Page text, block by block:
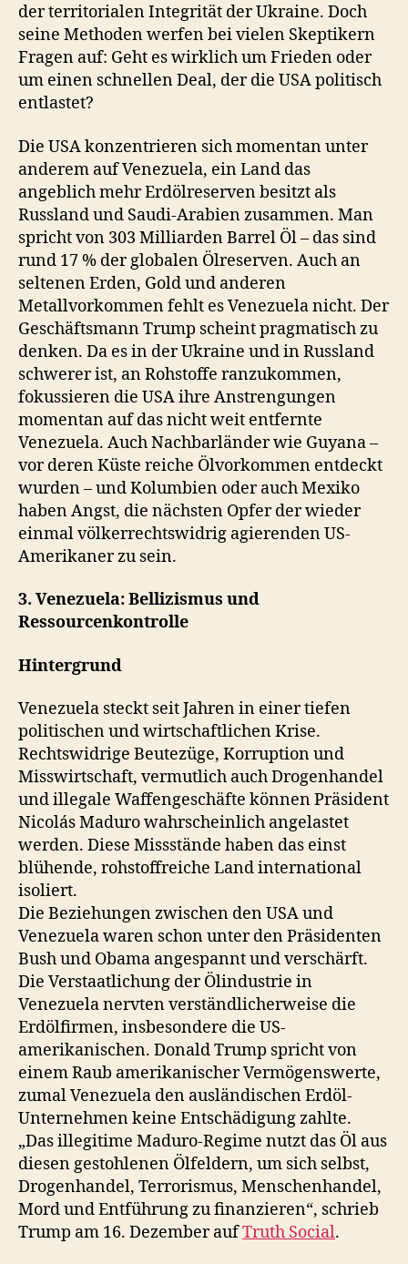
der territorialen Integrität der Ukraine. Doch
seine Methoden werfen bei vielen Skeptikern
Fragen auf: Geht es wirklich um Frieden oder
um einen schnellen Deal, der die USA politisch
entlastet?
Die USA konzentrieren sich momentan unter
anderem auf Venezuela, ein Land das
angeblich mehr Erdölreserven besitzt als
Russland und Saudi-Arabien zusammen. Man
spricht von 303 Milliarden Barrel Öl – das sind
rund 17 % der globalen Ölreserven. Auch an
seltenen Erden, Gold und anderen
Metallvorkommen fehlt es Venezuela nicht. Der
Geschäftsmann Trump scheint pragmatisch zu
denken. Da es in der Ukraine und in Russland
schwerer ist, an Rohstoffe ranzukommen,
fokussieren die USA ihre Anstrengungen
momentan auf das nicht weit entfernte
Venezuela. Auch Nachbarländer wie Guyana –
vor deren Küste reiche Ölvorkommen entdeckt
wurden–und Kolumbien oder auch Mexiko
haben Angst, die nächsten Opfer der wieder
einmal völkerrechtswidrig agierenden US-
Amerikaner zu sein.
3. Venezuela: Bellizismus und
Ressourcenkontrolle
Hintergrund
Venezuela steckt seit Jahren in einer tiefen
politischen und wirtschaftlichen Krise.
Rechtswidrige Beutezüge, Korruption und
Misswirtschaft, vermutlich auch Drogenhandel
und illegale Waffengeschäfte können Präsident
Nicolás Maduro wahrscheinlich angelastet
werden. Diese Missstände haben das einst
blühende, rohstoffreiche Land international
isoliert.
Die Beziehungen zwischen den USA und
Venezuela waren schon unter den Präsidenten
Bush und Obama angespannt und verschärft.
Die Verstaatlichung der Ölindustrie in
Venezuela nervten verständlicherweise die
Erdölfirmen, insbesondere die US-
amerikanischen. Donald Trump spricht von
einem Raub amerikanischer Vermögenswerte,
zumal Venezuela den ausländischen Erdöl-
Unternehmen keine Entschädigung zahlte.
„Das illegitime Maduro-Regime nutzt das Öl aus
diesen gestohlenen Ölfeldern, um sich selbst,
Drogenhandel, Terrorismus, Menschenhandel,
Mord und Entführung zu finanzieren“, schrieb
Trump am 16. Dezember aufTruth Social.